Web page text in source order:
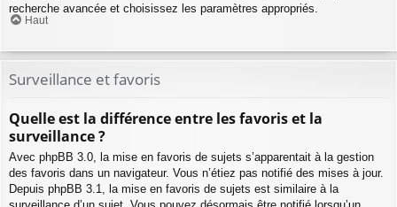
recherche avancée et choisissez les paramètres appropriés.
Haut
Surveillance et favoris
Quelle est la différence entre les favoris et la
surveillance ?
Avec phpBB 3.0, la mise en favoris de sujets s’apparentait à la gestion
des favoris dans un navigateur. Vous n’étiez pas notifié des mises à jour.
Depuis phpBB 3.1, la mise en favoris de sujets est similaire à la